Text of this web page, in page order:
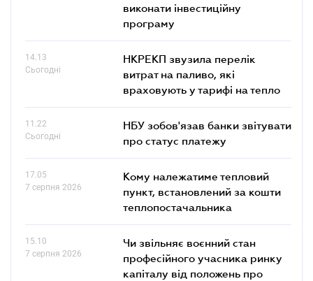
виконати інвестиційну
програму
14.13
Сьогодні
НКРЕКП звузила перелік
витрат на паливо, які
враховують у тарифі на тепло
11.22
Сьогодні
НБУ зобов'язав банки звітувати
про статус платежу
17.05
7 серпня 2026
Кому належатиме тепловий
пункт, встановлений за кошти
теплопостачальника
15.10
7 серпня 2026
Чи звільняє воєнний стан
професійного учасника ринку
капіталу від положень про